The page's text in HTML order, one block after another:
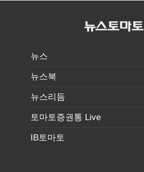
뉴스
뉴스북
뉴스리듬
토마토증권통 Live
IB토마토